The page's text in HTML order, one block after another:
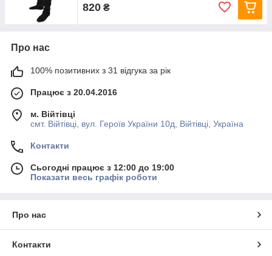
820 ₴
Про нас
100% позитивних з 31 відгука за рік
Працює з 20.04.2016
м. Війтівці
смт. Війтівці, вул. Героїв України 10д, Війтівці, Україна
Контакти
Сьогодні працює з 12:00 до 19:00
Показати весь графік роботи
Про нас
Контакти